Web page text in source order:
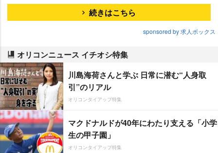
続きはこちら
sponsored by 求人ボックス
オリコンニュース イチオシ特集
川島海荷さんと学ぶ 日常に潜む“人身取
引”のリアル
オリコンタイアップ特集
マクドナルドが40年にわたり支える「小学
生の甲子園」
オリコンタイアップ特集